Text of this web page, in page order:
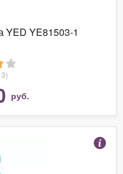
YED YE81503-1
руб.